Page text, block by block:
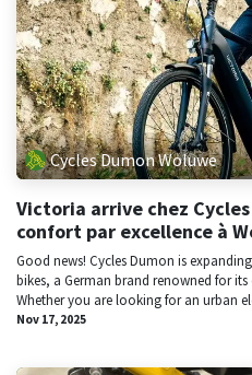
Cycles Dumon Woluwe
Victoria arrive chez
confort par excellence à
Good news! Cycles Dumon is
bikes, a German brand renowned for
Whether you are looking for an urban
Nov 17, 2025